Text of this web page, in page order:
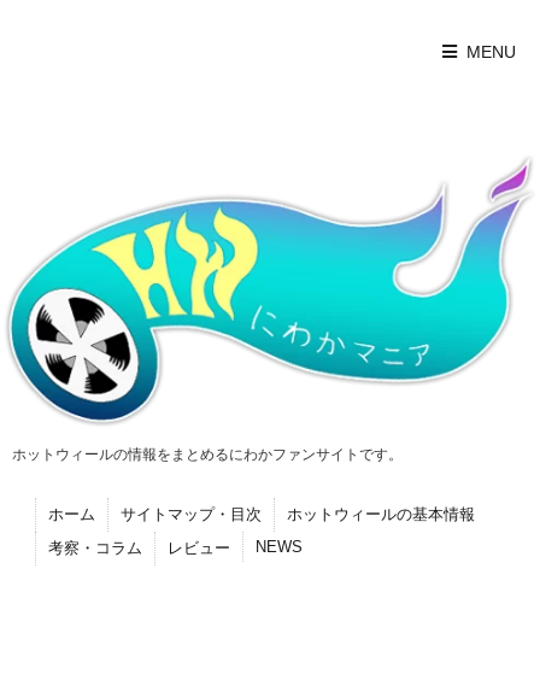
MENU
ホットウィールの情報をまとめるにわかファンサイトです。
ホーム サイトマップ・目次
ホットウィールの基本情報
考察・コラム
レビュー NEWS